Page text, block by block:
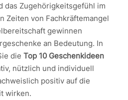
das Zugehörigkeitsgefühl im
Zeiten von Fachkräftemangel
gewinnen
an Bedeutung. In
die Top 10 Geschenkideen
nützlich und individuell
positiv auf die
wirken.